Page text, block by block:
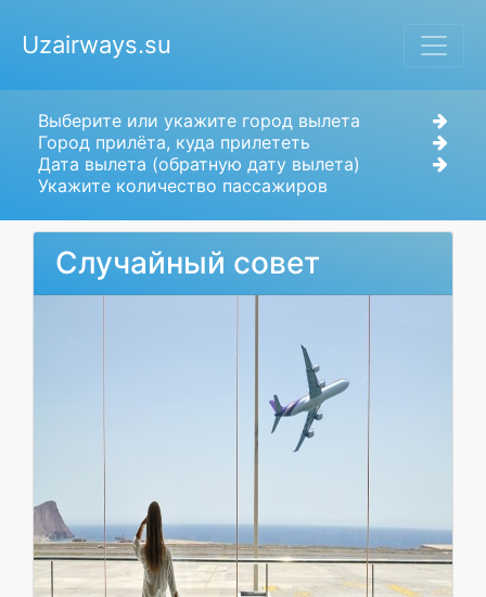
Uzairways.su
Выберите или укажите город вылета
Город прилёта, куда прилететь
Дата вылета (обратную дату вылета)
Укажите количество пассажиров
Случайный совет